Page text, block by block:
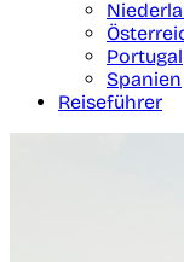
Portugal
Spanien
Reiseführer